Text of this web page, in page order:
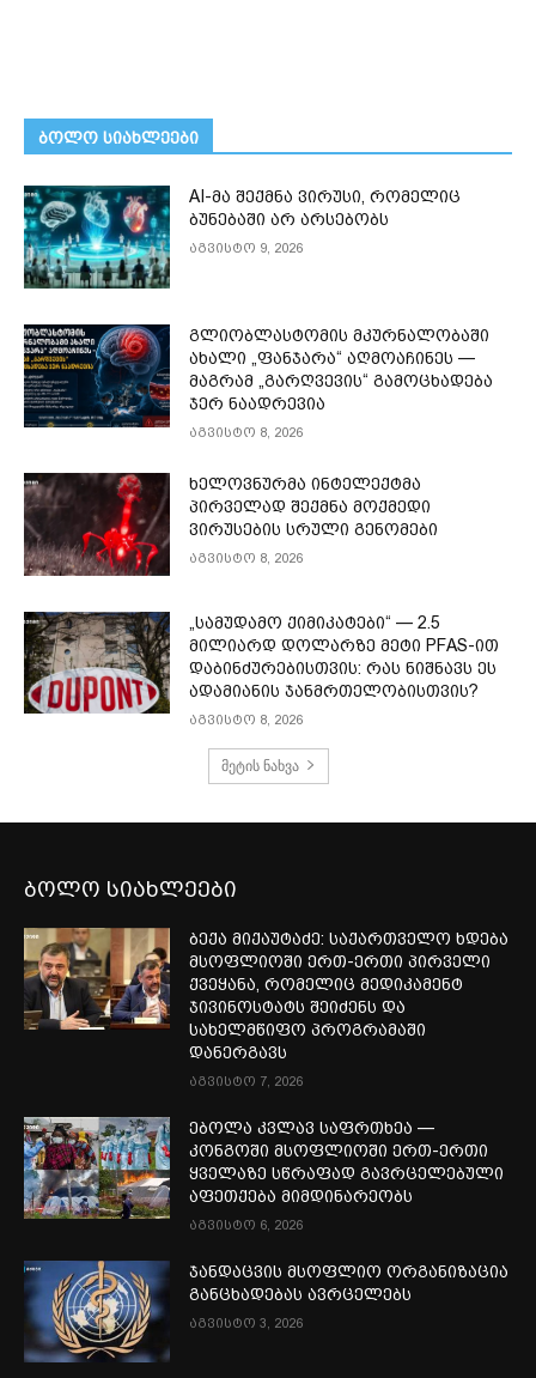
ᲑᲝᲚᲝ ᲡᲘᲐᲮᲚᲔᲔᲑᲘ
AI-მა შექმნა ვირუსი, რომელიც
ბუნებაში არ არსებობს
აგვისტო 9, 2026
გლიობლასტომის მკურნალობაში
ახალი „ფანჯარა“ აღმოაჩინეს —
მაგრამ „გარღვევის“ გამოცხადება
ჯერ ნაადრევია
აგვისტო 8, 2026
ხელოვნურმა ინტელექტმა
პირველად შექმნა მოქმედი
ვირუსების სრული გენომები
აგვისტო 8, 2026
„სამუდამო ქიმიკატები“ — 2.5
მილიარდ დოლარზე მეტი PFAS-ით
დაბინძურებისთვის: რას ნიშნავს ეს
ადამიანის ჯანმრთელობისთვის?
აგვისტო 8, 2026
მეტის ნახვა
ბოლო სიახლეები
ბექა მიქაუტაძე: საქართველო ხდება
მსოფლიოში ერთ-ერთი პირველი
ქვეყანა, რომელიც მედიკამენტ
ჯივინოსტატს შეიძენს და
სახელმწიფო პროგრამაში
დანერგავს
აგვისტო 7, 2026
ებოლა კვლავ საფრთხეა —
კონგოში მსოფლიოში ერთ-ერთი
ყველაზე სწრაფად გავრცელებული
აფეთქება მიმდინარეობს
აგვისტო 6, 2026
ჯანდაცვის მსოფლიო ორგანიზაცია
განცხადებას ავრცელებს
აგვისტო 3, 2026